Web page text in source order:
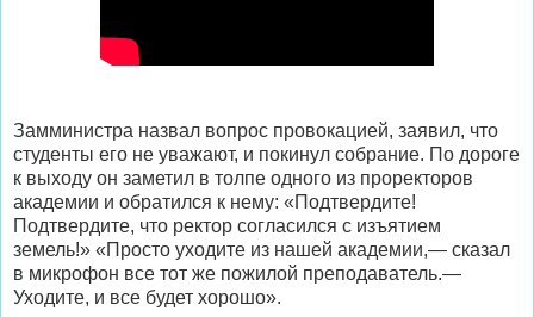
Замминистра назвал вопрос провокацией, заявил, что
студенты его не уважают, и покинул собрание. По дороге
к выходу он заметил в толпе одного из проректоров
академии и обратился к нему: «Подтвердите!
Подтвердите, что ректор согласился с изъятием
земель!» «Просто уходите из нашей академии,— сказал
в микрофон все тот же пожилой преподаватель.—
Уходите, и все будет хорошо».